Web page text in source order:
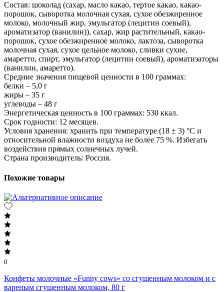
Состав: шоколад (сахар, масло какао, тертое какао, какао-
порошок, сыворотка молочная сухая, сухое обезжиренное
молоко, молочный жир, эмульгатор (лецитин соевый),
ароматизатор (ванилин)), сахар, жир растительный, какао-
порошок, сухое обезжиренное молоко, лактоза, сыворотка
молочная сухая, сухое цельное молоко, сливки сухие,
амаретто, спирт, эмульгатор (лецитин соевый), ароматизаторы
(ванилин, амаретто).
Средние значения пищевой ценности в 100 граммах:
белки – 5,0 г
жиры – 35 г
углеводы – 48 г
Энергетическая ценность в 100 граммах: 530 ккал.
Срок годности: 12 месяцев.
Условия хранения: хранить при температуре (18 ± 3) °C и
относительной влажности воздуха не более 75 %. Избегать
воздействия прямых солнечных лучей.
Страна производитель: Россия.
Похожие товары
0
Конфеты молочные «Funny cows» со сгущенным молоком и с
вареным сгущенным молоком, 80 г